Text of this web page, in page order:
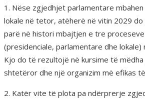
1. Nëse zgjedhjet parlamentare
lokale në tetor, atëherë në vitin 2029
parë në histori mbajtjen e tre
(presidenciale, parlamentare dhe
Kjo do të rezultojë në kursime të
shtetëror dhe një organizim më efikas
2. Katër vite të plota pa ndërprerje